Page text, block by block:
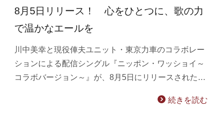
8月5日リリース！ 心をひとつに、歌の力
で温かなエールを
川中美幸と現役俥夫ユニット・東京力車のコラボレー
ションによる配信シングル『ニッポン・ワッショイ～
コラボバージョン～』が、8月5日にリリースされた…
続きを読む